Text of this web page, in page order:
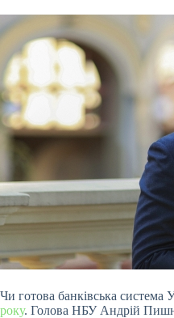
Чи готова банківська система
року. Голова НБУ Андрій